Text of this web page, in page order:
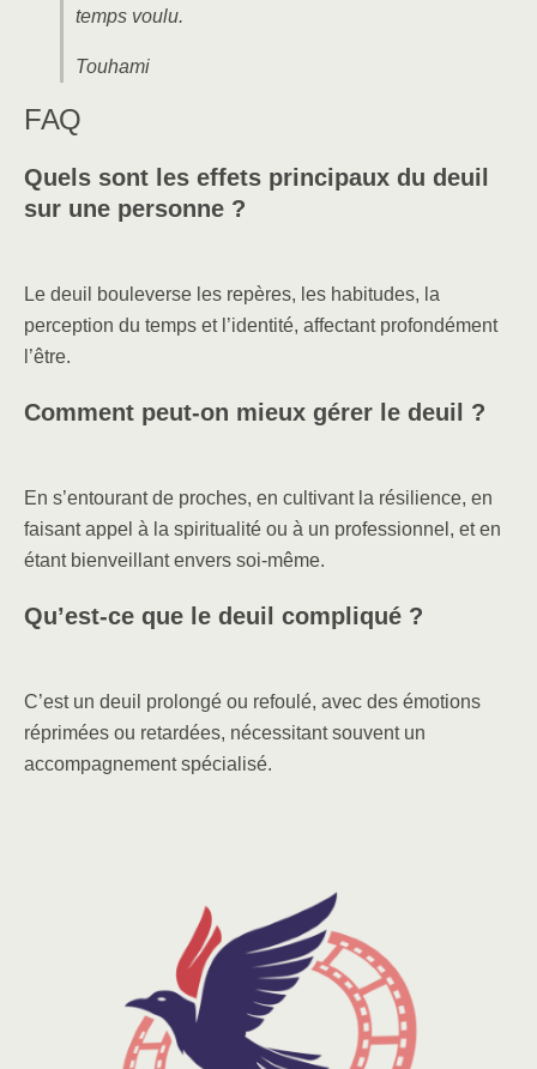
temps voulu.
Touhami
FAQ
Quels sont les effets principaux du deuil
sur une personne ?
Le deuil bouleverse les repères, les habitudes, la
perception du temps et l’identité, affectant profondément
l’être.
Comment peut-on mieux gérer le deuil ?
En s’entourant de proches, en cultivant la résilience, en
faisant appel à la spiritualité ou à un professionnel, et en
étant bienveillant envers soi-même.
Qu’est-ce que le deuil compliqué ?
C’est un deuil prolongé ou refoulé, avec des émotions
réprimées ou retardées, nécessitant souvent un
accompagnement spécialisé.